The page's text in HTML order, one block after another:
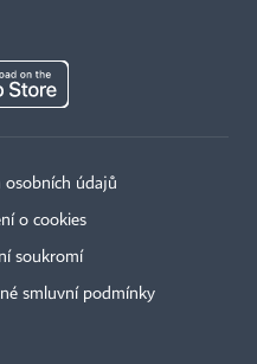
osobních údajů
o cookies
soukromí
smluvní podmínky